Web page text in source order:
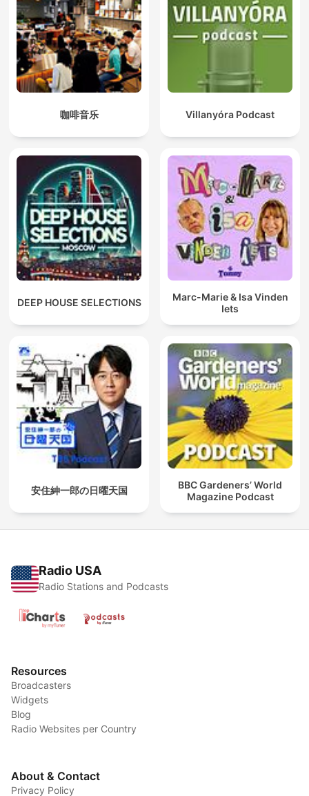
咖啡音乐 Villanyóra Podcast
DEEP HOUSE SELECTIONS
Marc-Marie & Isa Vinden
Iets
安住紳一郎の日曜天国
BBC Gardeners’ World
Magazine Podcast
Radio USA
Radio Stations and Podcasts
Resources
Broadcasters
Widgets
Blog
Radio Websites per Country
About & Contact
Privacy Policy